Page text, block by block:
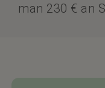
man 230 € an